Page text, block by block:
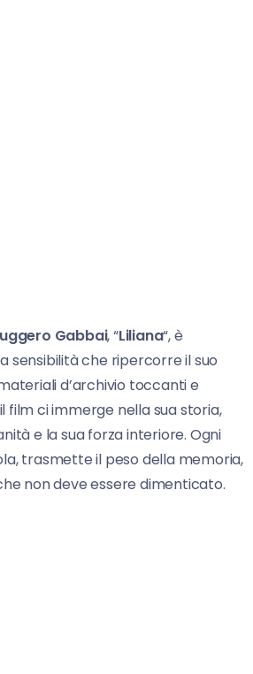
Gabbai, “Liliana“, è
sensibilità che ripercorre il suo
d’archivio toccanti e
film ci immerge nella sua storia,
e la sua forza interiore. Ogni
trasmette il peso della memoria,
non deve essere dimenticato.